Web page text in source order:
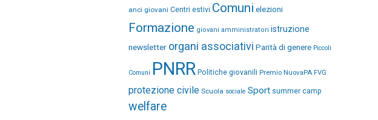
anci giovani Centri estivi Comuni elezioni
Formazione giovani amministratori istruzione
newsletter organi associativi Parità di genere Piccoli
Comuni PNRR Politiche giovanili Premio NuovaPA FVG
protezione civile Scuola sociale Sport summer camp
welfare